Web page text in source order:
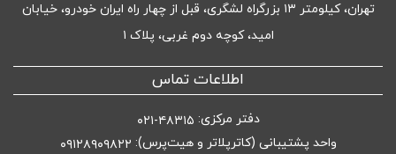
تهران، کیلومتر ۱۳ بزرگراه لشگری، قبل از چهار راه ایران خودرو، خیابان
امید، کوچه دوم غربی، پلاک ۱
اطلاعات تماس
دفتر مرکزی: ۴۸۳۱۵-۰۲۱
واحد پشتیبانی (کاترپلاتر و هیت‌پرس): ۰۹۱۲۸۹۰۹۸۲۲